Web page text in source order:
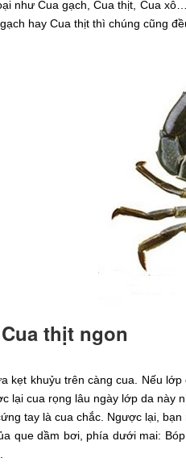
như Cua gạch, Cua thịt, Cua
hay Cua thịt thì chúng cũng
thịt ngon
kẹt khuỷu trên càng cua. Nếu
lại cua rọng lâu ngày lớp da này
tay là cua chắc. Ngược lại,
que dầm bơi, phía dưới mai: